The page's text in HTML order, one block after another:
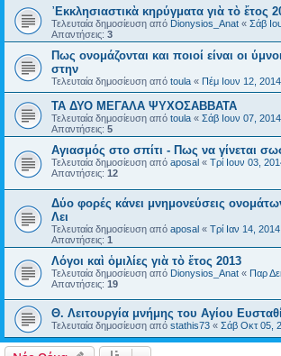
᾿Εκκλησιαστικὰ κηρύγματα γιὰ τὸ ἔτος
Τελευταία δημοσίευση από Dionysios_Anat « Σάβ
Απαντήσεις: 3
Πως ονομάζονται και ποιοί είναι οι
στην
Τελευταία δημοσίευση από toula « Πέμ Ιουν 12,
ΤΑ ΔΥΟ ΜΕΓΑΛΑ ΨΥΧΟΣΑΒΒΑΤΑ
Τελευταία δημοσίευση από toula « Σάβ Ιουν 07,
Απαντήσεις: 5
Αγιασμός στο σπίτι - Πως να γίνεται
Τελευταία δημοσίευση από aposal « Τρί Ιουν 03,
Απαντήσεις: 12
Δύο φορές κάνει μνημονεύσεις
Λει
Τελευταία δημοσίευση από aposal « Τρί Ιαν 14,
Απαντήσεις: 1
Λόγοι καὶ ὁμιλίες γιὰ τὸ ἔτος 2013
Τελευταία δημοσίευση από Dionysios_Anat « Παρ
Απαντήσεις: 19
Θ. Λειτουργία μνήμης του Αγίου
Τελευταία δημοσίευση από stathis73 « Σάβ Οκτ 05,